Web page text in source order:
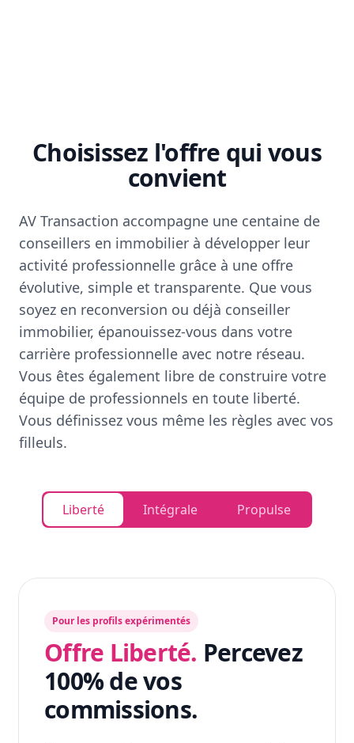
Choisissez l'offre qui vous
convient
AV Transaction accompagne une centaine de
conseillers en immobilier à développer leur
activité professionnelle grâce à une offre
évolutive, simple et transparente. Que vous
soyez en reconversion ou déjà conseiller
immobilier, épanouissez-vous dans votre
carrière professionnelle avec notre réseau.
Vous êtes également libre de construire votre
équipe de professionnels en toute liberté.
Vous définissez vous même les règles avec vos
filleuls.
Liberté Intégrale Propulse
Pour les profils expérimentés
Offre Liberté. Percevez
100% de vos
commissions.